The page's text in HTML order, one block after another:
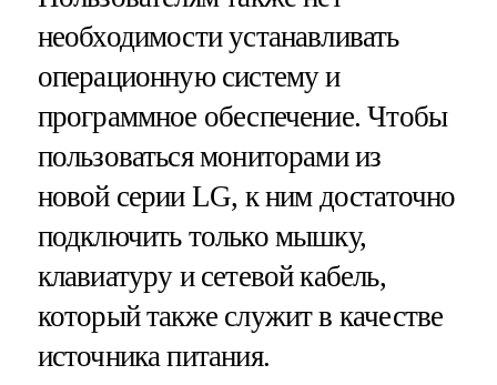
необходимости устанавливать
операционную систему и
программное обеспечение. Чтобы
пользоваться мониторами из
новой серии LG, к ним достаточно
подключить только мышку,
клавиатуру и сетевой кабель,
который также служит в качестве
источника питания.